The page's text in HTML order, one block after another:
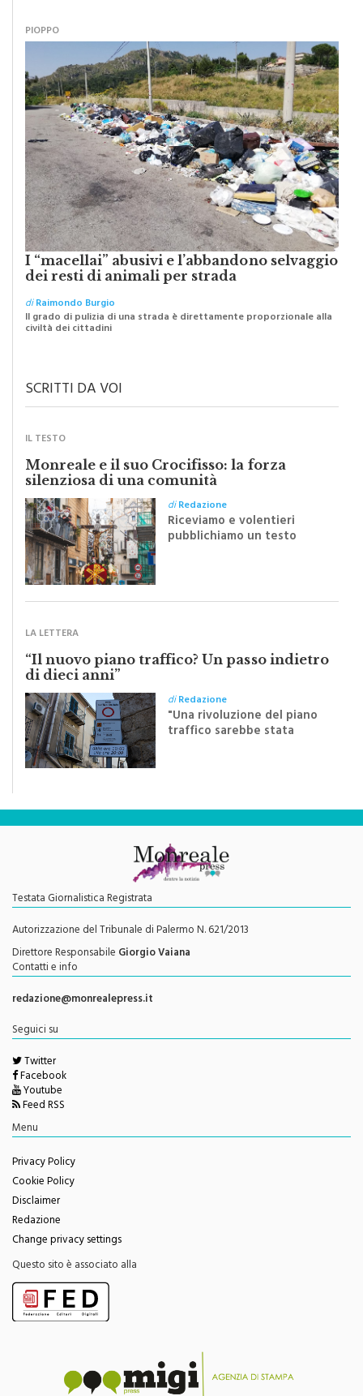
I “macellai” abusivi e l’abbandono selvaggio
dei resti di animali per strada
diRaimondo Burgio
SCRITTI DA VOI
IL TESTO
Monreale e il suo Crocifisso: la forza
silenziosa di una comunità
diRedazione
Riceviamo e volentieri
Sapienza all'indomani della
LA LETTERA
“Il nuovo piano traffico? Un passo indietro
di dieci anni”
diRedazione
"Una rivoluzione del piano
Testata Giornalistica Registrata
Autorizzazione del Tribunale di Palermo N. 621/2013
Direttore ResponsabileGiorgio Vaiana
Contatti e info
redazione@monrealepress.it
Seguici su
Twitter
Facebook
Youtube
Feed RSS
Privacy Policy
Cookie Policy
Disclaimer
Redazione
Change privacy settings
Questo sito è associato alla